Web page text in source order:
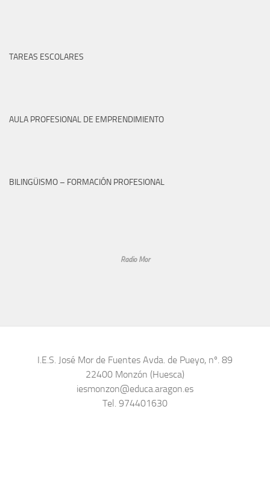
TAREAS ESCOLARES
AULA PROFESIONAL DE EMPRENDIMIENTO
BILINGÜISMO – FORMACIÓN PROFESIONAL
Radio Mor
I.E.S. José Mor de Fuentes Avda. de Pueyo, nº. 89
22400 Monzón (Huesca)
iesmonzon@educa.aragon.es
Tel. 974401630